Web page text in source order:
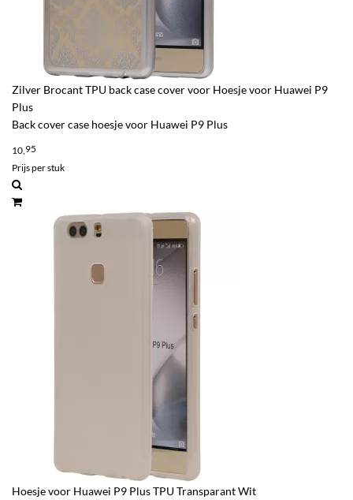
Zilver Brocant TPU back case cover voor Hoesje voor Huawei P9
Plus
Back cover case hoesje voor Huawei P9 Plus
10,95
Prijs per stuk
Hoesje voor Huawei P9 Plus TPU Transparant Wit